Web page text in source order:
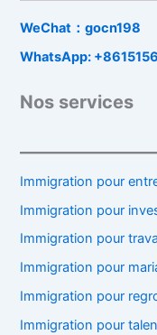
WeChat：gocn198
WhatsApp:
Nos services
Immigration pour
Immigration pour
Immigration pour
Immigration pour
Immigration pour
Immigration pour